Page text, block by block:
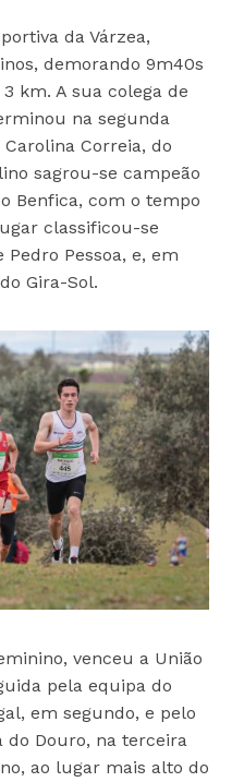
da Várzea,
demorando 9m40s
km. A sua colega de
na segunda
Correia, do
sagrou-se campeão
Benfica, com o tempo
classificou-se
Pessoa, e, em
Gira-Sol.
venceu a União
pela equipa do
em segundo, e pelo
do Douro, na terceira
ao lugar mais alto do